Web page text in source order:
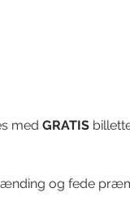
med GRATIS
og fede